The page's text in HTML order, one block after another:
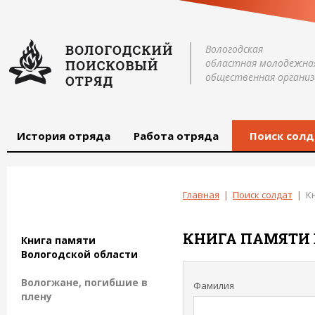
Вологодская
областная
общественная
История отряда Работа отряда Поиск
Главная | Поиск солдат |
КНИГА ПАМЯТИ
Фамилия
Книга памяти
Вологодской области
Вологжане, погибшие в
плену